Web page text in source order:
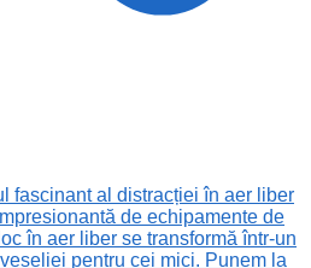
fascinant al distracției în aer liber
de echipamente de
în aer liber se transformă într-un
pentru cei mici. Punem la